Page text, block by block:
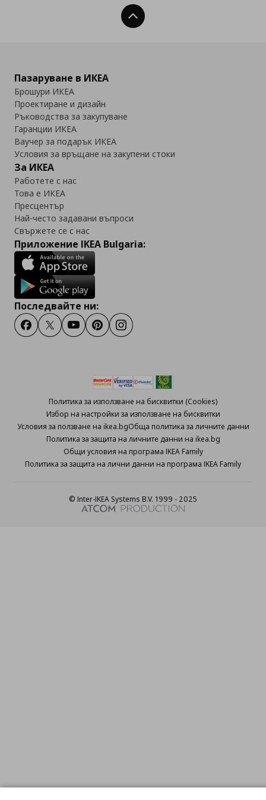
Нагоре
Пазаруване в ИКЕА
Брошури ИКЕА
Проектиране и дизайн
Ръководства за закупуване
Гаранции ИКЕА
Ваучер за подарък ИКЕА
Условия за връщане на закупени стоки
За ИКЕА
Работете с нас
Това е ИКЕА
Пресцентър
Най-често задавани въпроси
Свържете се с нас
Приложение IKEA Bulgaria:
Последвайте ни:
FacebookTwitterYoutubePinterestInstagram
Политика за използване на бисквитки (Cookies)
Избор на настройки за използване на бисквитки
Условия за ползване на ikea.bgОбща политика за личните данни
Политика за защита на личните данни на ikea.bg
Общи условия на програма IKEA Family
Политика за защита на лични данни на програма IKEA Family
© Inter-IKEA Systems B.V. 1999 - 2025